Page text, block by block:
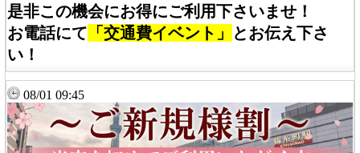
是非この機会にお得にご利用下さいませ！
お電話にて 「交通費イベント」
とお伝え下さ
い！
08/01 09:45